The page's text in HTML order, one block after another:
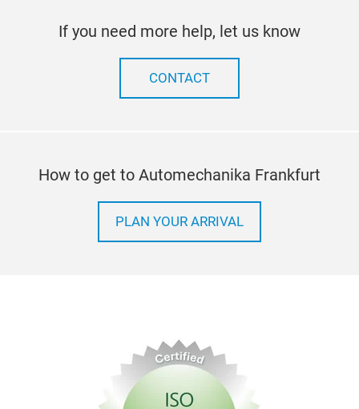
If you need more help, let us know
How to get to Automechanika Frankfurt